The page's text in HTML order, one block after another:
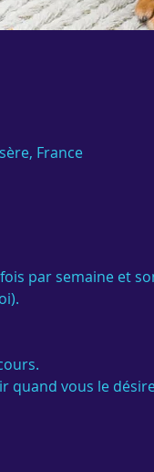
France
par semaine et